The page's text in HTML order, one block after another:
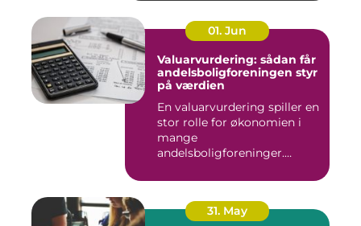
01. Jun
Valuarvurdering: sådan får
andelsboligforeningen styr
på værdien
En valuarvurdering spiller en
stor rolle for økonomien i
mange
andelsboligforeninger.
31. May